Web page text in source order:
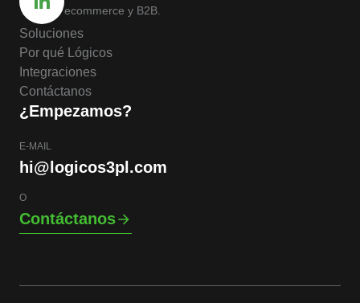
ecommerce y B2B.
Soluciones
Por qué Lógicos
Integraciones
Contáctanos
¿Empezamos?
E-MAIL
hi@logicos3pl.com
O
Contáctanos